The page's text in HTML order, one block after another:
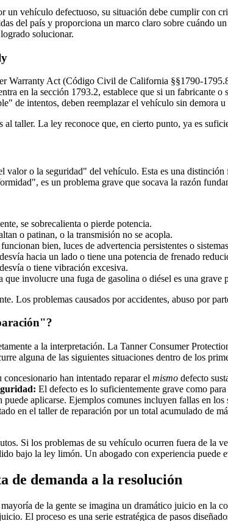
un vehículo defectuoso, su situación debe cumplir con
del país y proporciona un marco claro sobre cuándo
solucionar.
Warranty Act (Código Civil de California §§1790-
en la sección 1793.2, establece que si un fabricante
de intentos, deben reemplazar el vehículo sin demora
taller. La ley reconoce que, en cierto punto, ya es
valor o la seguridad" del vehículo. Esta es una
es un problema grave que socava la razón
se sobrecalienta o pierde potencia.
o patinan, o la transmisión no se acopla.
bien, luces de advertencia persistentes o
hacia un lado o tiene una potencia de frenado
o tiene vibración excesiva.
que involucre una fuga de gasolina o diésel es una grave
Los problemas causados por accidentes, abuso por
a la interpretación. La Tanner Consumer
alguna de las siguientes situaciones dentro de los
concesionario han intentado reparar el mismo defecto
El defecto es lo suficientemente grave como
aplicarse. Ejemplos comunes incluyen fallas en los
en el taller de reparación por un total acumulado de
Si los problemas de su vehículo ocurren fuera de la
bajo la ley limón. Un abogado con experiencia puede
de demanda a la resolución
de la gente se imagina un dramático juicio en la
El proceso es una serie estratégica de pasos